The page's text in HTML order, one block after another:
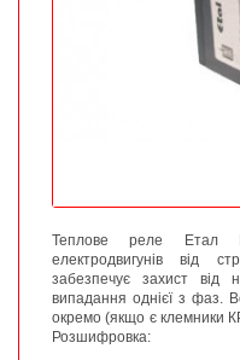
Теплове реле Етал
електродвигунів від
забезпечує захист від
випадання однієї з фаз.
окремо (якщо є клемники
Розшифровка: